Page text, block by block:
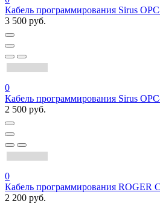
Кабель программирования Sirus
3 500 руб.
0
Кабель программирования Sirus
2 500 руб.
0
Кабель программирования ROGER
2 200 руб.